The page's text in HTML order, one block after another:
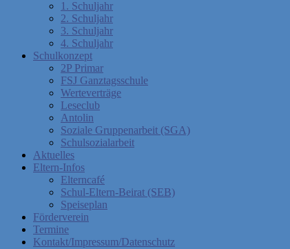
1. Schuljahr
2. Schuljahr
3. Schuljahr
4. Schuljahr
Schulkonzept
2P Primar
FSJ Ganztagsschule
Werteverträge
Leseclub
Antolin
Soziale Gruppenarbeit (SGA)
Schulsozialarbeit
Aktuelles
Eltern-Infos
Elterncafé
Schul-Eltern-Beirat (SEB)
Speiseplan
Förderverein
Termine
Kontakt/Impressum/Datenschutz